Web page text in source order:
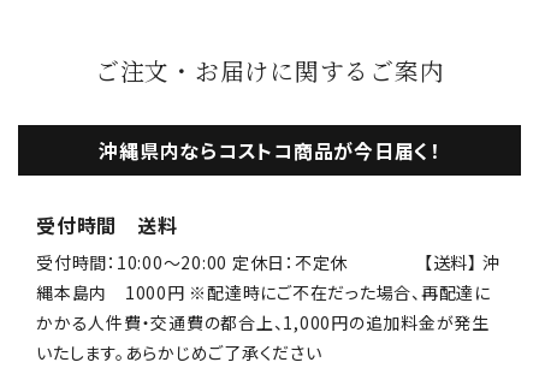
ご注文・お届けに関するご案内
沖縄県内ならコストコ商品が今日届く！
受付時間 送料
受付時間：10:00〜20:00 定休日：不定休 【送料】 沖
縄本島内 1000円 ※配達時にご不在だった場合、再配達に
かかる人件費・交通費の都合上、1,000円の追加料金が発生
いたします。あらかじめご了承ください